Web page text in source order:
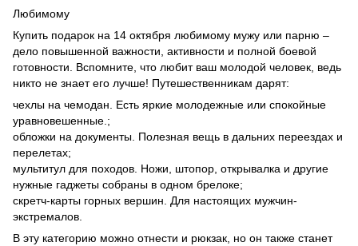
Любимому
Купить подарок на 14 октября любимому мужу или парню –
дело повышенной важности, активности и полной боевой
готовности. Вспомните, что любит ваш молодой человек, ведь
никто не знает его лучше! Путешественникам дарят:
чехлы на чемодан. Есть яркие молодежные или спокойные
уравновешенные.;
обложки на документы. Полезная вещь в дальних переездах и
перелетах;
мультитул для походов. Ножи, штопор, открывалка и другие
нужные гаджеты собраны в одном брелоке;
скретч-карты горных вершин. Для настоящих мужчин-
экстремалов.
В эту категорию можно отнести и рюкзак, но он также станет